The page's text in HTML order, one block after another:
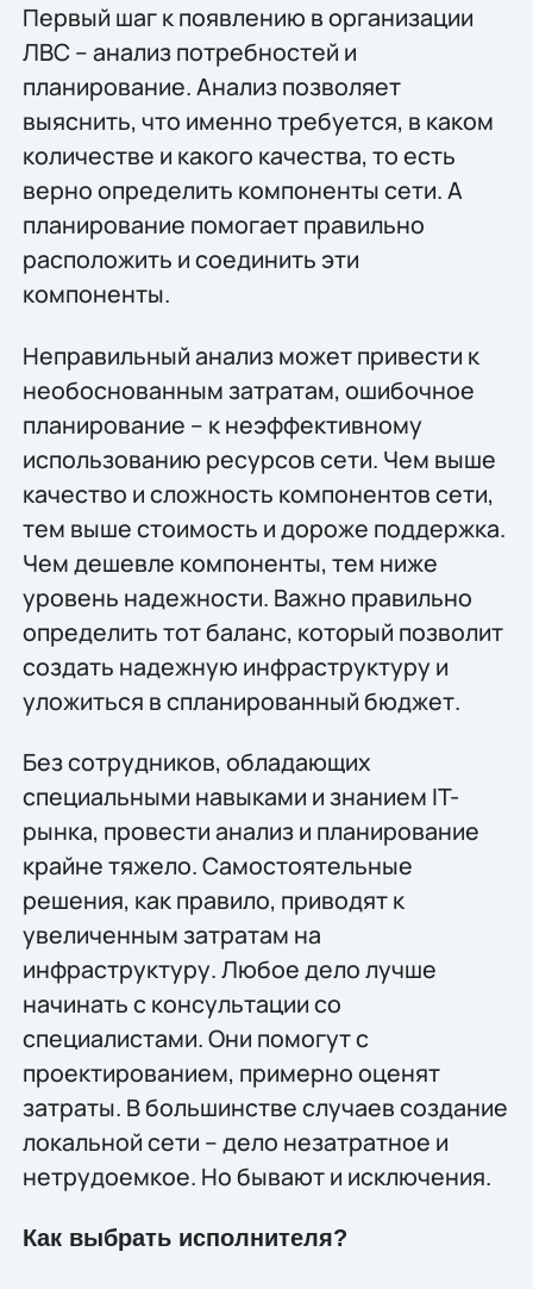
Первый шаг к появлению в организации
ЛВС – анализ потребностей и
планирование. Анализ позволяет
выяснить, что именно требуется, в каком
количестве и какого качества, то есть
верно определить компоненты сети. А
планирование помогает правильно
расположить и соединить эти
компоненты.
Неправильный анализ может привести к
необоснованным затратам, ошибочное
планирование – к неэффективному
использованию ресурсов сети. Чем выше
качество и сложность компонентов сети,
тем выше стоимость и дороже поддержка.
Чем дешевле компоненты, тем ниже
уровень надежности. Важно правильно
определить тот баланс, который позволит
создать надежную инфраструктуру и
уложиться в спланированный бюджет.
Без сотрудников, обладающих
специальными навыками и знанием IT-
рынка, провести анализ и планирование
крайне тяжело. Самостоятельные
решения, как правило, приводят к
увеличенным затратам на
инфраструктуру. Любое дело лучше
начинать с консультации со
специалистами. Они помогут с
проектированием, примерно оценят
затраты. В большинстве случаев создание
локальной сети – дело незатратное и
нетрудоемкое. Но бывают и исключения.
Как выбрать исполнителя?